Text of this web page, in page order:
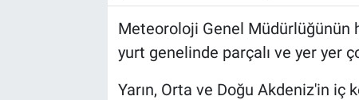
Meteoroloji Genel Müdürlüğünün
yurt genelinde parçalı ve yer yer
Yarın, Orta ve Doğu Akdeniz'in iç